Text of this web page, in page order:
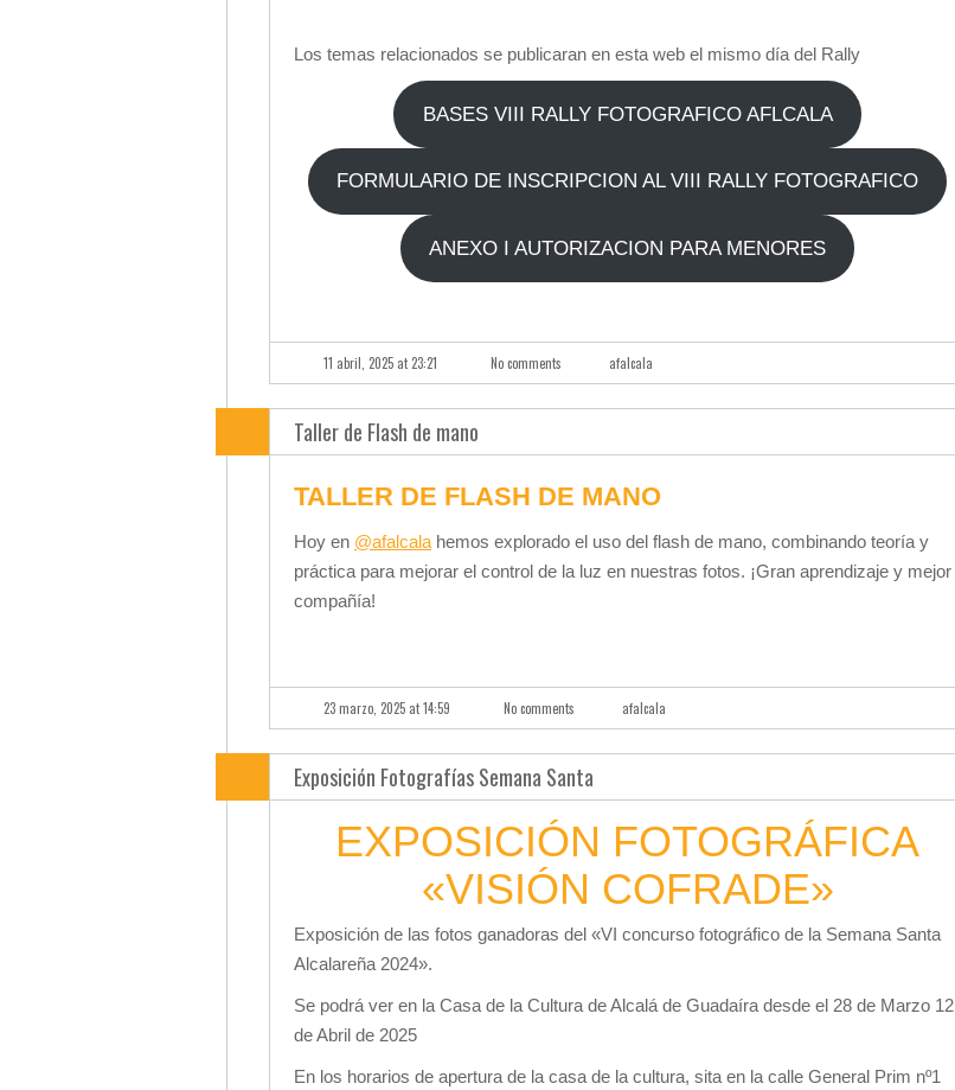
Los temas relacionados se publicaran en esta web el mismo día del Rally
BASES VIII RALLY FOTOGRAFICO AFLCALA
FORMULARIO DE INSCRIPCION AL VIII RALLY FOTOGRAFICO
ANEXO I AUTORIZACION PARA MENORES
11 abril, 2025 at 23:21 No comments afalcala
Taller de Flash de mano
TALLER DE FLASH DE MANO
Hoy en @afalcala hemos explorado el uso del flash de mano, combinando teoría y
práctica para mejorar el control de la luz en nuestras fotos. ¡Gran aprendizaje y mejor
compañía!
23 marzo, 2025 at 14:59 No comments afalcala
Exposición Fotografías Semana Santa
EXPOSICIÓN FOTOGRÁFICA
«VISIÓN COFRADE»
Exposición de las fotos ganadoras del «VI concurso fotográfico de la Semana Santa
Alcalareña 2024».
Se podrá ver en la Casa de la Cultura de Alcalá de Guadaíra desde el 28 de Marzo 12
de Abril de 2025
En los horarios de apertura de la casa de la cultura, sita en la calle General Prim nº1